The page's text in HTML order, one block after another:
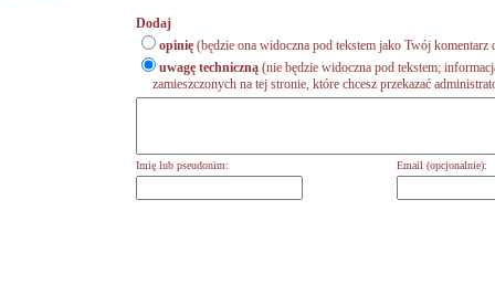
Dodaj
opinię (będzie ona widoczna pod tekstem jako Twój komentarz
uwagę techniczną (nie będzie widoczna pod tekstem;
zamieszczonych na tej stronie, które chcesz przekazać
Imię lub pseudonim: Email (opcjonalnie):